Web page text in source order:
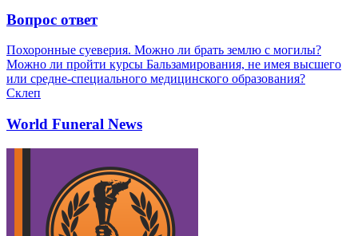
Вопрос ответ
Похоронные суеверия. Можно ли брать землю с могилы?
Можно ли пройти курсы Бальзамирования, не имея высшего
или средне-специального медицинского образования?
Склеп
World Funeral News